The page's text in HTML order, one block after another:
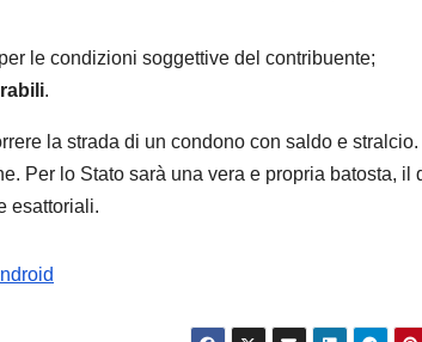
per le condizioni soggettive del contribuente;
.
la strada di un condono con saldo e stralcio.
Per lo Stato sarà una vera e propria batosta, il
esattoriali.